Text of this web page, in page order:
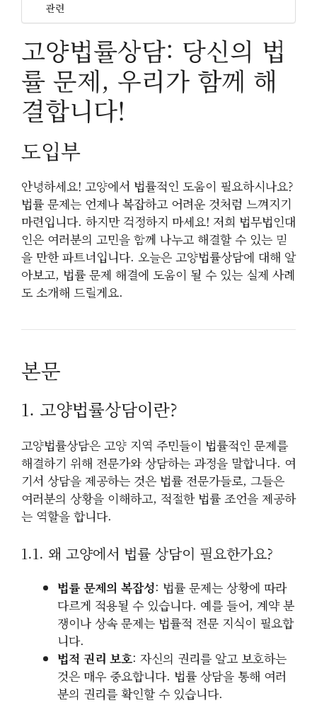
관련
고양법률상담: 당신의 법
률 문제, 우리가 함께 해
결합니다!
도입부
안녕하세요! 고양에서 법률적인 도움이 필요하시나요?
법률 문제는 언제나 복잡하고 어려운 것처럼 느껴지기
마련입니다. 하지만 걱정하지 마세요! 저희 법무법인대
인은 여러분의 고민을 함께 나누고 해결할 수 있는 믿
을 만한 파트너입니다. 오늘은 고양법률상담에 대해 알
아보고, 법률 문제 해결에 도움이 될 수 있는 실제 사례
도 소개해 드릴게요.
본문
1. 고양법률상담이란?
고양법률상담은 고양 지역 주민들이 법률적인 문제를
해결하기 위해 전문가와 상담하는 과정을 말합니다. 여
기서 상담을 제공하는 것은 법률 전문가들로, 그들은
여러분의 상황을 이해하고, 적절한 법률 조언을 제공하
는 역할을 합니다.
1.1. 왜 고양에서 법률 상담이 필요한가요?
법률 문제의 복잡성: 법률 문제는 상황에 따라
다르게 적용될 수 있습니다. 예를 들어, 계약 분
쟁이나 상속 문제는 법률적 전문 지식이 필요합
니다.
법적 권리 보호: 자신의 권리를 알고 보호하는
것은 매우 중요합니다. 법률 상담을 통해 여러
분의 권리를 확인할 수 있습니다.